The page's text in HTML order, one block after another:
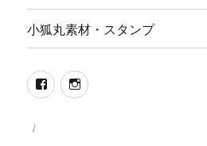
小狐丸素材・スタンプ
FacebookInstagram